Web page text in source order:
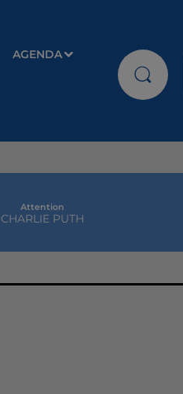
AGENDA
Attention
CHARLIE PUTH